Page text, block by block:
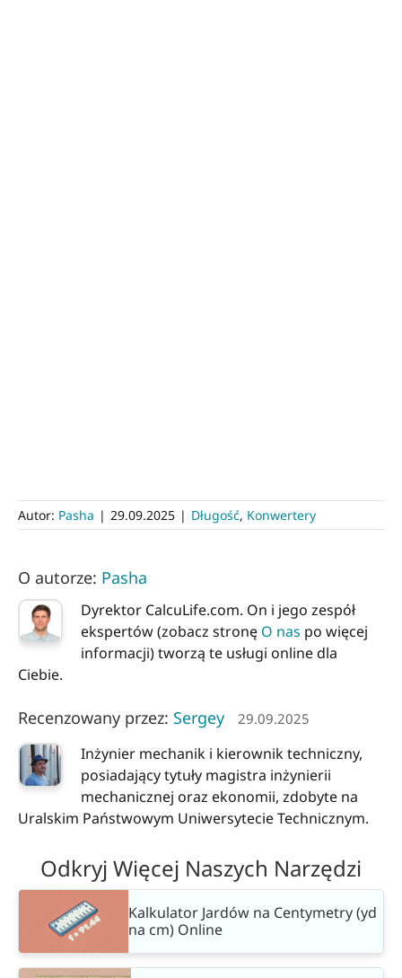
Autor: Pasha | 29.09.2025 | Długość, Konwertery
O autorze: Pasha
Dyrektor CalcuLife.com. On i jego zespół
ekspertów (zobacz stronę O nas po więcej
informacji) tworzą te usługi online dla
Ciebie.
Recenzowany przez: Sergey 29.09.2025
Inżynier mechanik i kierownik techniczny,
posiadający tytuły magistra inżynierii
mechanicznej oraz ekonomii, zdobyte na
Uralskim Państwowym Uniwersytecie Technicznym.
Odkryj Więcej Naszych Narzędzi
Kalkulator Jardów na Centymetry (yd
na cm) Online